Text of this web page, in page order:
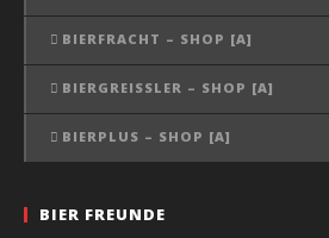
BIERFRACHT – SHOP [A]
BIERGREISSLER – SHOP [A]
BIERPLUS – SHOP [A]
BIER FREUNDE